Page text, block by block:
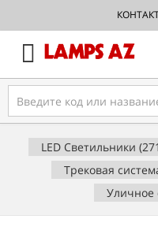
LED Светильники
Трековая
Уличное